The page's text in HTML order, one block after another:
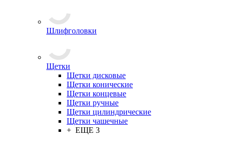
Шлифголовки
Щетки
Щетки дисковые
Щетки конические
Щетки концевые
Щетки ручные
Щетки цилиндрические
Щетки чашечные
+ ЕЩЕ 3